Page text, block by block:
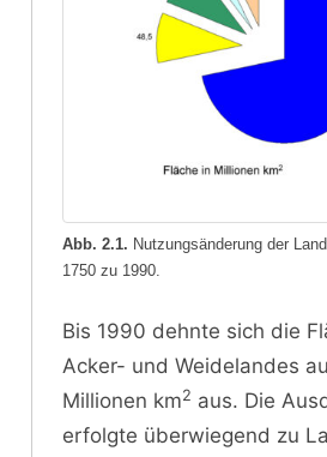
Abb. 2.1. Nutzungsänderung der
1750 zu 1990.
Bis 1990 dehnte sich die
Acker- und Weidelandes
Millionen km2 aus. Die
erfolgte überwiegend zu